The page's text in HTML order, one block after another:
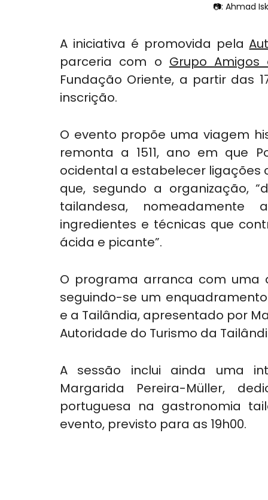
📷: Ahmad
A iniciativa é promovida pela
parceria com o Grupo
Fundação Oriente, a partir das
inscrição.
O evento propõe uma viagem
remonta a 1511, ano em que
ocidental a estabelecer ligações
que, segundo a organização,
tailandesa,
ingredientes e técnicas que
ácida e picante”.
O programa arranca com uma
seguindo-se um
e a Tailândia, apresentado por
Autoridade do Turismo da
A sessão inclui ainda uma
Margarida Pereira-Müller,
portuguesa na gastronomia
evento, previsto para as 19h00.